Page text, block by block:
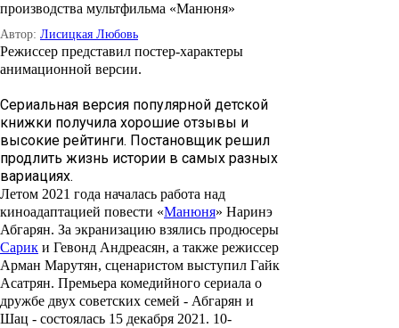
производства мультфильма «Манюня»
Автор: Лисицкая Любовь
Режиссер представил постер-характеры
анимационной версии.
Сериальная версия популярной детской
книжки получила хорошие отзывы и
высокие рейтинги. Постановщик решил
продлить жизнь истории в самых разных
вариациях.
Летом 2021 года началась работа над
киноадаптацией повести «Манюня» Наринэ
Абгарян. За экранизацию взялись продюсеры
Сарик и Гевонд Андреасян, а также режиссер
Арман Марутян, сценаристом выступил Гайк
Асатрян. Премьера комедийного сериала о
дружбе двух советских семей - Абгарян и
Шац - состоялась 15 декабря 2021. 10-